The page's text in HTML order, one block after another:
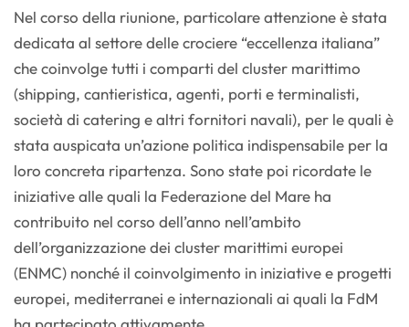
Nel corso della riunione, particolare attenzione è stata
dedicata al settore delle crociere “eccellenza italiana”
che coinvolge tutti i comparti del cluster marittimo
(shipping, cantieristica, agenti, porti e terminalisti,
società di catering e altri fornitori navali), per le quali è
stata auspicata un’azione politica indispensabile per la
loro concreta ripartenza. Sono state poi ricordate le
iniziative alle quali la Federazione del Mare ha
contribuito nel corso dell’anno nell’ambito
dell’organizzazione dei cluster marittimi europei
(ENMC) nonché il coinvolgimento in iniziative e progetti
europei, mediterranei e internazionali ai quali la FdM